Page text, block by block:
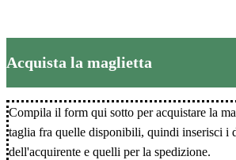
Acquista la maglietta
Compila il form qui sotto per acquistare la
taglia fra quelle disponibili, quindi inserisci i
dell'acquirente e quelli per la spedizione.